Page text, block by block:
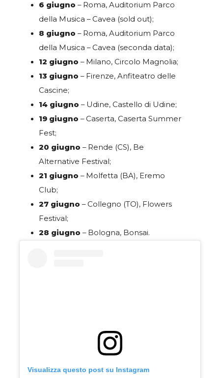
6 giugno – Roma, Auditorium Parco
della Musica – Cavea (sold out);
8 giugno – Roma, Auditorium Parco
della Musica – Cavea (seconda data);
12 giugno – Milano, Circolo Magnolia;
13 giugno – Firenze, Anfiteatro delle
Cascine;
14 giugno – Udine, Castello di Udine;
19 giugno – Caserta, Caserta Summer
Fest;
20 giugno – Rende (CS), Be
Alternative Festival;
21 giugno – Molfetta (BA), Eremo
Club;
27 giugno – Collegno (TO), Flowers
Festival;
28 giugno – Bologna, Bonsai.
Visualizza questo post su Instagram